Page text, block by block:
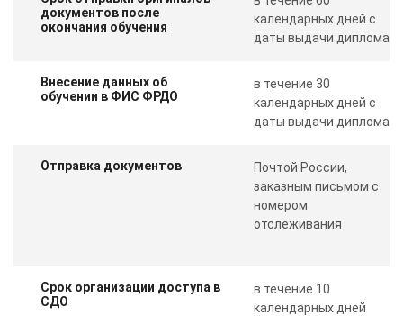
документов после
окончания обучения
календарных дней с
даты выдачи диплома
Внесение данных об
обучении в ФИС ФРДО
в течение 30
календарных дней с
даты выдачи диплома
Отправка документов
Почтой России,
заказным письмом с
номером
отслеживания
Срок организации доступа в
СДО
в течение 10
календарных дней